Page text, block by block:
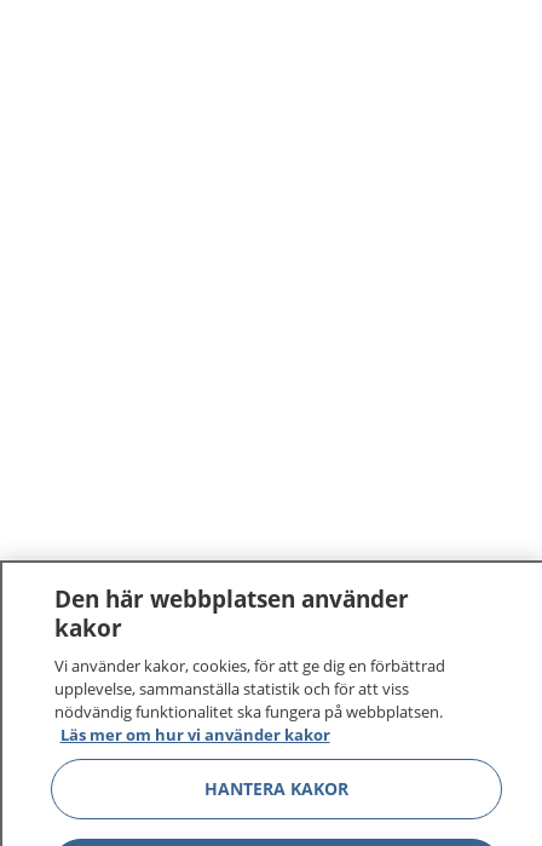
1177–tryggt om din hälsa och vård
På 1177.se får du råd om hälsa och information om
Den här webbplatsen använder
kakor
Vi använder kakor, cookies, för att ge dig en förbättrad
upplevelse, sammanställa statistik och för att viss
nödvändig funktionalitet ska fungera på webbplatsen.
Läs mer om hur vi använder kakor
HANTERA KAKOR